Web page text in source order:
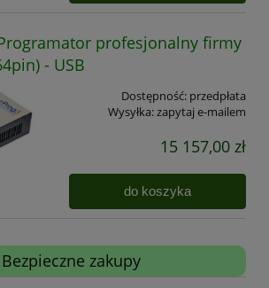
profesjonalny firmy
- USB
Dostępność: przedpłata
Wysyłka:zapytaj e-mailem
15 157,00 zł
do koszyka
Bezpieczne zakupy